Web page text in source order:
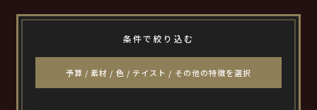
条件で絞り込む
予算 / 素材 / 色 / テイスト / その他の特徴を選択